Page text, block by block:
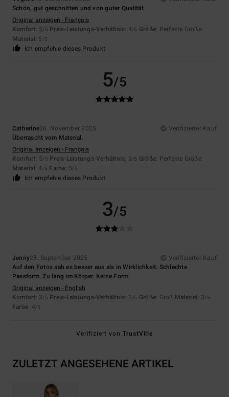
Schön, gut geschnitten und von guter Qualität
Original anzeigen - Français
Komfort: 5/5 Preis-Leistungs-Verhältnis: 4/5 Größe: Perfekte Größe
Material: 5 /5
Ich empfehle dieses Produkt
5/5
Catherine26. November 2025
Verifizierter Kauf
Überrascht vom Material.
Original anzeigen - Français
Komfort: 5/5 Preis-Leistungs-Verhältnis: 3/5 Größe: Perfekte Größe
Material: 4 /5 Farbe: 5/5
Ich empfehle dieses Produkt
3/5
Jenny28. September 2025
Verifizierter Kauf
Auf den Fotos sah es besser aus als in Wirklichkeit. Schlechte
Passform. Zu lang im Körper. Keine Form.
Original anzeigen - English
Komfort: 3/5 Preis-Leistungs-Verhältnis: 2/5 Größe: Groß Material: 3/5
Farbe: 4/5
Verifiziert von TrustVille
ZULETZT ANGESEHENE ARTIKEL